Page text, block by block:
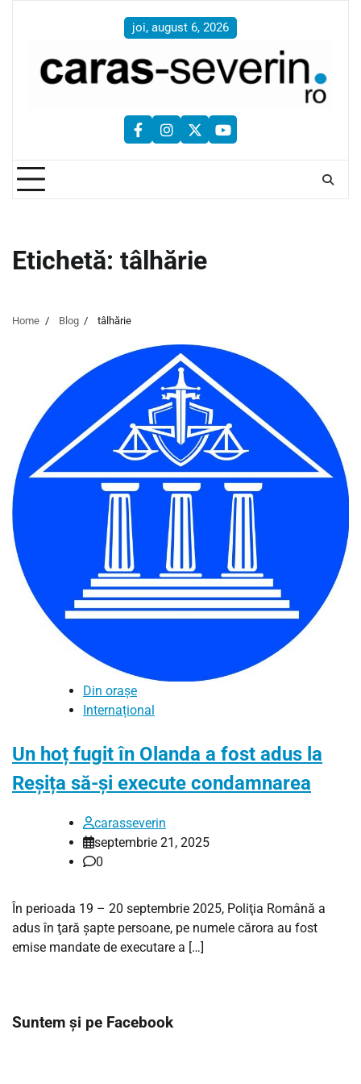
joi, august 6, 2026
facebookinstagram
twitteryoutube
Etichetă: tâlhărie
Home Blog tâlhărie
Din orașe
Internațional
Un hoț fugit în Olanda a fost adus la
Reșița să-și execute condamnarea
carasseverin
septembrie 21, 2025
0
În perioada 19 – 20 septembrie 2025, Poliţia Română a
adus în ţară şapte persoane, pe numele cărora au fost
emise mandate de executare a […]
Suntem și pe Facebook